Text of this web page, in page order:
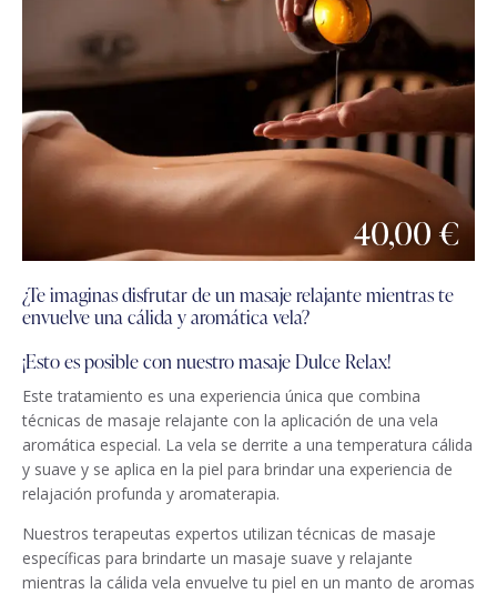
40,00 €
¿Te imaginas disfrutar de un masaje relajante mientras te
envuelve una cálida y aromática vela?
¡Esto es posible con nuestro masaje Dulce Relax!
Este tratamiento es una experiencia única que combina
técnicas de masaje relajante con la aplicación de una vela
aromática especial. La vela se derrite a una temperatura cálida
y suave y se aplica en la piel para brindar una experiencia de
relajación profunda y aromaterapia.
Nuestros terapeutas expertos utilizan técnicas de masaje
específicas para brindarte un masaje suave y relajante
mientras la cálida vela envuelve tu piel en un manto de aromas